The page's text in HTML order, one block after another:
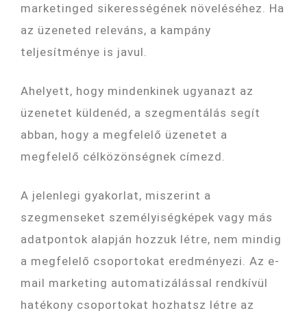
marketinged sikerességének növeléséhez. Ha
az üzeneted releváns, a kampány
teljesítménye is javul.
Ahelyett, hogy mindenkinek ugyanazt az
üzenetet küldenéd, a szegmentálás segít
abban, hogy a megfelelő üzenetet a
megfelelő célközönségnek címezd.
A jelenlegi gyakorlat, miszerint a
szegmenseket személyiségképek vagy más
adatpontok alapján hozzuk létre, nem mindig
a megfelelő csoportokat eredményezi. Az e-
mail marketing automatizálással rendkívül
hatékony csoportokat hozhatsz létre az